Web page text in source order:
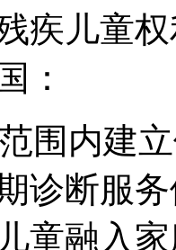
疾儿童
：
围内建
诊断服
童融入